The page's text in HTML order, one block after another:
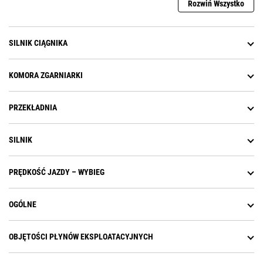
Rozwiń Wszystko
SILNIK CIĄGNIKA
KOMORA ZGARNIARKI
PRZEKŁADNIA
SILNIK
PRĘDKOŚĆ JAZDY – WYBIEG
OGÓLNE
OBJĘTOŚCI PŁYNÓW EKSPLOATACYJNYCH